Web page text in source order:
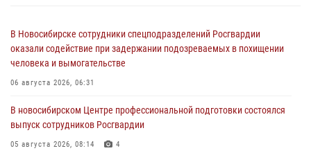
В Новосибирске сотрудники спецподразделений Росгвардии
оказали содействие при задержании подозреваемых в похищении
человека и вымогательстве
06 августа 2026, 06:31
В новосибирском Центре профессиональной подготовки состоялся
выпуск сотрудников Росгвардии
05 августа 2026, 08:14 4